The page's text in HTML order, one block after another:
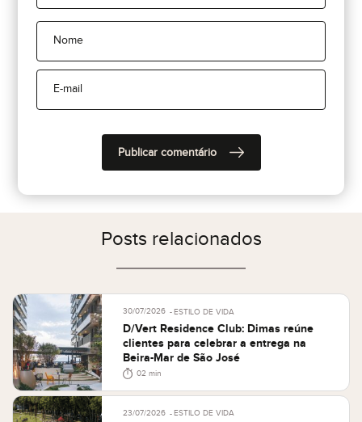
Posts relacionados
30/07/2026 ESTILO DE VIDA
D/Vert Residence Club: Dimas reúne
clientes para celebrar a entrega na
Beira-Mar de São José
02 min
23/07/2026 ESTILO DE VIDA